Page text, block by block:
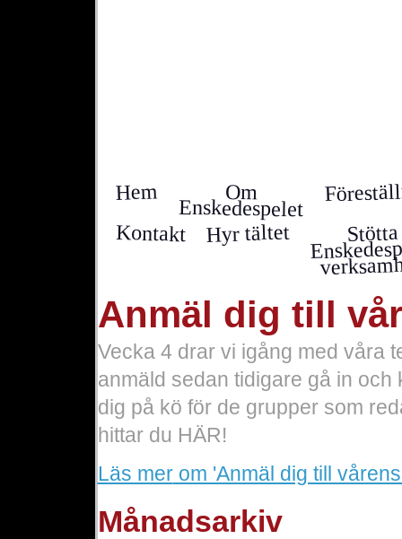
Hem Om
Enskedespelet
Kontakt Hyr tältet Stötta
Anmäl dig till
Vecka 4 drar vi igång med våra
anmäld sedan tidigare gå in
dig på kö för de grupper som
hittar du HÄR!
Läs merom 'Anmäl dig till
Månadsarkiv